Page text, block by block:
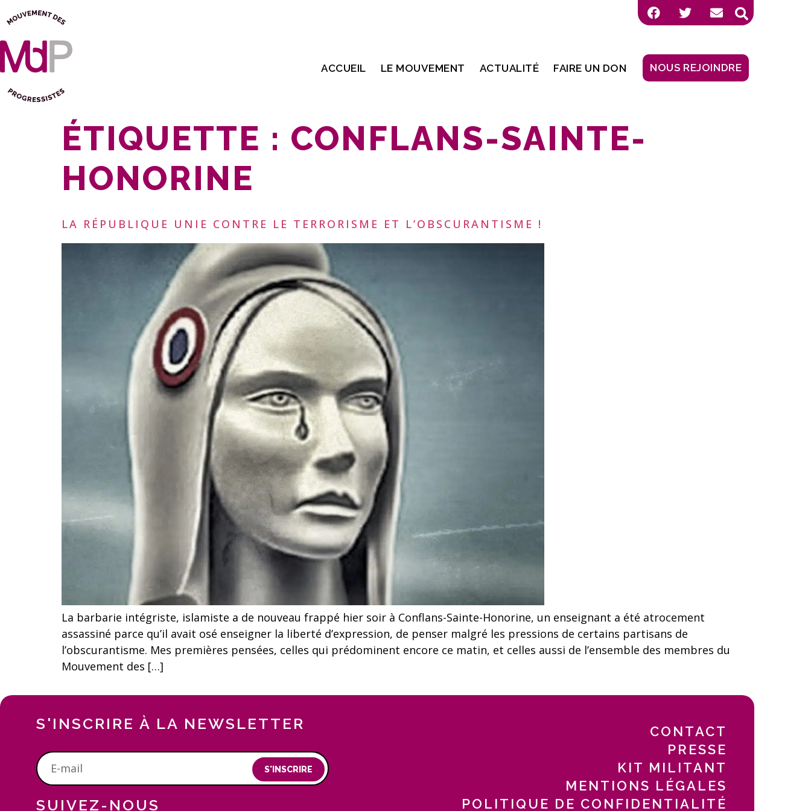
ACCUEIL LE MOUVEMENT ACTUALITÉ FAIRE UN DON NOUS REJOINDRE
ÉTIQUETTE : CONFLANS-SAINTE-
HONORINE
LA RÉPUBLIQUE UNIE CONTRE LE TERRORISME ET L’OBSCURANTISME !
La barbarie intégriste, islamiste a de nouveau frappé hier soir à Conflans-Sainte-Honorine, un enseignant a été atrocement
assassiné parce qu’il avait osé enseigner la liberté d’expression, de penser malgré les pressions de certains partisans de
l’obscurantisme. Mes premières pensées, celles qui prédominent encore ce matin, et celles aussi de l’ensemble des membres du
Mouvement des […]
S'INSCRIRE À LA NEWSLETTER
S'INSCRIRE
SUIVEZ-NOUS
CONTACT
PRESSE
KIT MILITANT
MENTIONS LÉGALES
POLITIQUE DE CONFIDENTIALITÉ